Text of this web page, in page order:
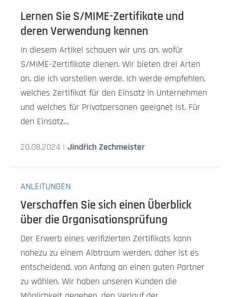
Lernen Sie S/MIME-Zertifikate und
deren Verwendung kennen
In diesem Artikel schauen wir uns an, wofür
S/MIME-Zertifikate dienen. Wir bieten drei Arten
an, die ich vorstellen werde. Ich werde empfehlen,
welches Zertifikat für den Einsatz in Unternehmen
und welches für Privatpersonen geeignet ist. Für
den Einsatz…
20.08.2024 | Jindřich Zechmeister
ANLEITUNGEN
Verschaffen Sie sich einen Überblick
über die Organisationsprüfung
Der Erwerb eines verifizierten Zertifikats kann
nahezu zu einem Albtraum werden, daher ist es
entscheidend, von Anfang an einen guten Partner
zu wählen. Wir haben unseren Kunden die